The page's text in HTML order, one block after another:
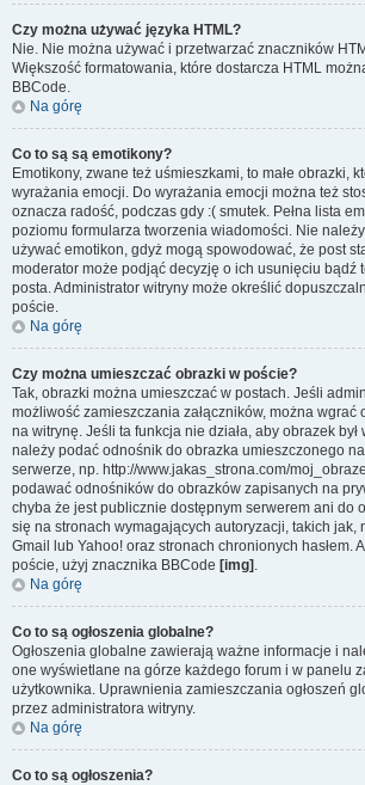
Czy można używać języka HTML?
Nie. Nie można używać i przetwarzać znaczników
Większość formatowania, które dostarcza HTML
BBCode.
Na górę
Co to są są emotikony?
Emotikony, zwane też uśmieszkami, to małe obrazki,
wyrażania emocji. Do wyrażania emocji można też
oznacza radość, podczas gdy :( smutek. Pełna lista
poziomu formularza tworzenia wiadomości. Nie
używać emotikon, gdyż mogą spowodować, że post
moderator może podjąć decyzję o ich usunięciu bądź
posta. Administrator witryny może określić
poście.
Na górę
Czy można umieszczać obrazki w poście?
Tak, obrazki można umieszczać w postach. Jeśli
możliwość zamieszczania załączników, można wgrać
na witrynę. Jeśli ta funkcja nie działa, aby obrazek
należy podać odnośnik do obrazka umieszczonego
serwerze, np. http://www.jakas_strona.com/
podawać odnośników do obrazków zapisanych na
chyba że jest publicznie dostępnym serwerem ani do
się na stronach wymagających autoryzacji, takich jak,
Gmail lub Yahoo! oraz stronach chronionych hasłem.
poście, użyj znacznika BBCode [img] .
Na górę
Co to są ogłoszenia globalne?
Ogłoszenia globalne zawierają ważne informacje i
one wyświetlane na górze każdego forum i w panelu
użytkownika. Uprawnienia zamieszczania ogłoszeń
przez administratora witryny.
Na górę
Co to są ogłoszenia?